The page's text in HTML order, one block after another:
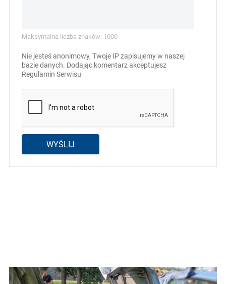
Maksymalna liczba znaków: 1000
Nie jesteś anonimowy, Twoje IP zapisujemy w naszej
bazie danych. Dodając komentarz akceptujesz
Regulamin Serwisu
WYŚLIJ